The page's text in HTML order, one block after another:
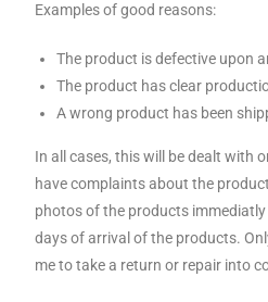
Examples of good reasons:
The product is defective upon
The product has clear
A wrong product has been
In all cases, this will be dealt with
have complaints about the
photos of the products
days of arrival of the products.
me to take a return or repair into